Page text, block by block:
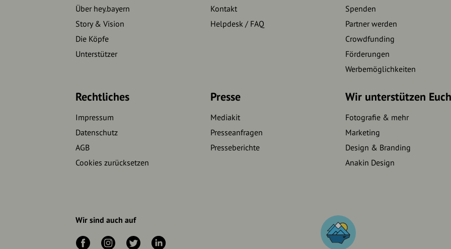
Über hey.bayern
Story & Vision
Die Köpfe
Unterstützer
Kontakt
Helpdesk / FAQ
Spenden
Partner werden
Crowdfunding
Förderungen
Werbemöglichkeiten
Rechtliches
Impressum
Datenschutz
AGB
Cookies zurücksetzen
Presse
Mediakit
Presseanfragen
Presseberichte
Wir unterstützen Euch
Fotografie & mehr
Marketing
Design & Branding
Anakin Design
Wir sind auch auf